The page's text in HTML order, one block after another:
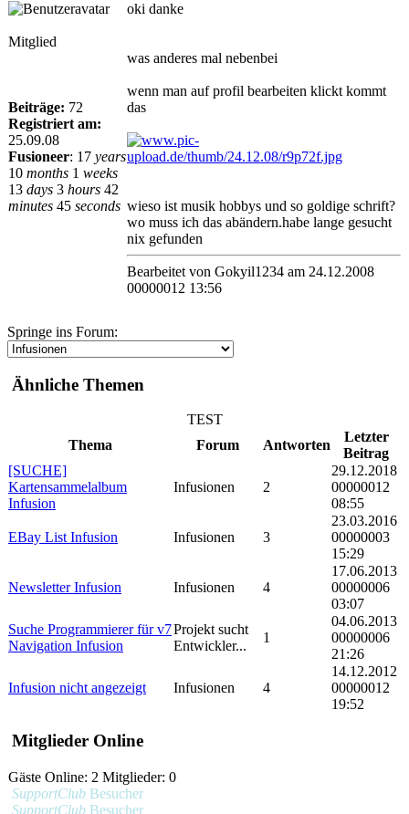
Mitglied
Beiträge: 72
Registriert am:
25.09.08
Fusioneer: 17 years
10 months 1 weeks
13 days 3 hours 42
minutes 45 seconds
oki danke
was anderes mal nebenbei
wenn man auf profil bearbeiten klickt kommt
das
wieso ist musik hobbys und so goldige schrift?
wo muss ich das abändern.habe lange gesucht
nix gefunden
Bearbeitet von Gokyil1234 am 24.12.2008
00000012 13:56
Springe ins Forum:
Ähnliche Themen
TEST
Thema
Forum Antworten
Letzter
Beitrag
[SUCHE]
Kartensammelalbum
Infusion
Infusionen 2
29.12.2018
00000012
08:55
EBay List Infusion Infusionen 3
23.03.2016
00000003
15:29
Newsletter Infusion Infusionen 4
17.06.2013
00000006
03:07
Suche Programmierer für v7
Navigation Infusion
Projekt sucht
Entwickler...
1
04.06.2013
00000006
21:26
Infusion nicht angezeigt Infusionen 4
14.12.2012
00000012
19:52
Mitglieder Online
Gäste Online: 2 Mitglieder: 0
SupportClub Besucher
SupportClub Besucher